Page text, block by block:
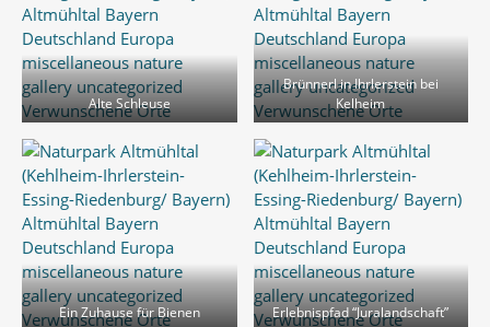
Alte Schleuse
Brünnerl in Ihrlerstein bei
Kelheim
Ein Zuhause für Bienen Erlebnispfad “Juralandschaft”